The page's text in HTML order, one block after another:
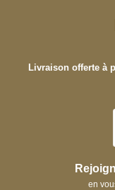
Livraison offerte à
en